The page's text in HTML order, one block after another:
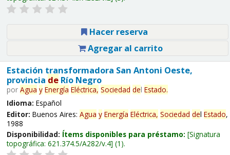
Hacer reserva
Agregar al carrito
Estación transformadora San Antoni Oeste,
provincia deRío Negro
por Agua y Energía Eléctrica, Sociedad del Estado.
Idioma: Español
Editor: Buenos Aires: Agua y Energía Eléctrica, Sociedad del Estado,
1988
Disponibilidad: Ítems disponibles para préstamo: Signatura
topográfica: 621.374.5/A282/v.4 (1).